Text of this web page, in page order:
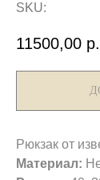
SKU:
11500,00 р.
Рюкзак от
Материал: